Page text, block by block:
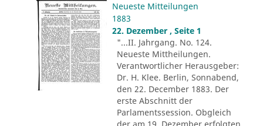
Neueste Mitteilungen
1883
22. Dezember , Seite 1
"...II. Jahrgang. No. 124.
Neueste Mittheilungen.
Verantwortlicher Herausgeber:
Dr. H. Klee. Berlin, Sonnabend,
den 22. December 1883. Der
erste Abschnitt der
Parlamentssession. Obgleich